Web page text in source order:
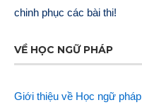
chinh phục các bài thi!
VỀ HỌC NGỮ PHÁP
Giới thiệu về Học ngữ pháp